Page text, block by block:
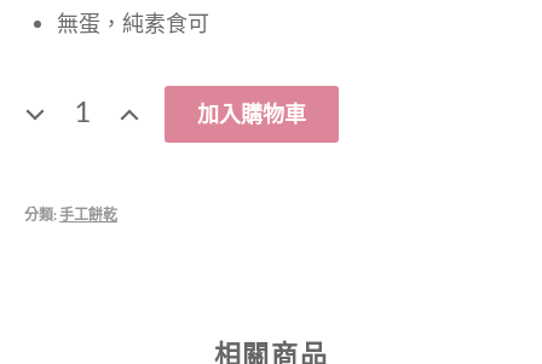
無蛋，純素食可
加入購物車
分類:手工餅乾
相關商品